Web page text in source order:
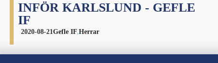
INFÖR KARLSLUND - GEFLE
IF
2020-08-21Gefle IF,Herrar